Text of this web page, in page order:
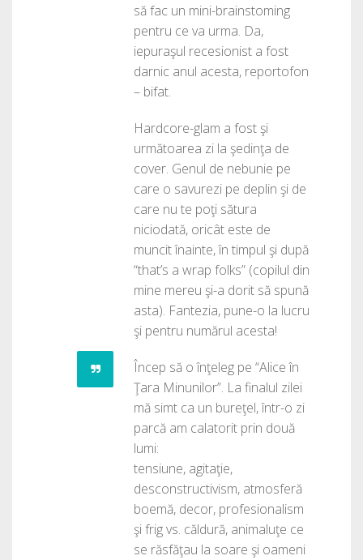
să fac un mini-brainstoming
pentru ce va urma. Da,
iepuraşul recesionist a fost
darnic anul acesta, reportofon
– bifat.
Hardcore-glam a fost şi
următoarea zi la şedinţa de
cover. Genul de nebunie pe
care o savurezi pe deplin şi de
care nu te poţi sătura
niciodată, oricât este de
muncit înainte, în timpul şi după
“that’s a wrap folks” (copilul din
mine mereu şi-a dorit să spună
asta). Fantezia, pune-o la lucru
şi pentru numărul acesta!
Încep să o înţeleg pe “Alice în
Ţara Minunilor”. La finalul zilei
mă simt ca un bureţel, într-o zi
parcă am calatorit prin două
lumi:
tensiune, agitaţie,
desconstructivism, atmosferă
boemă, decor, profesionalism
şi frig vs. căldură, animaluţe ce
se răsfăţau la soare şi oameni